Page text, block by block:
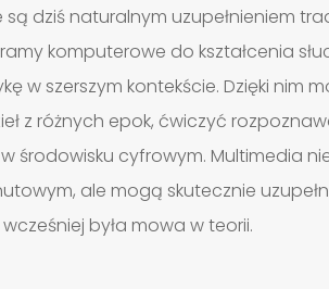
dziś naturalnym uzupełnieniem
komputerowe do kształcenia
szerszym kontekście. Dzięki nim
z różnych epok, ćwiczyć
środowisku cyfrowym. Multimedia
ale mogą skutecznie
była mowa w teorii.